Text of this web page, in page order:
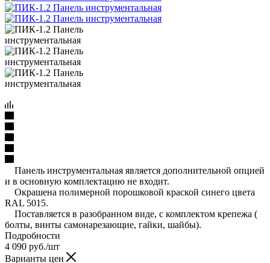
Панель инструментальная является дополнительной опцией
и в основную комплектацию не входит.
Окрашена полимерной порошковой краской синего цвета
RAL 5015.
Поставляется в разобранном виде, с комплектом крепежа (
болты, винты самонарезающие, гайки, шайбы).
Подробности
4 090 руб./шт
Варианты цен